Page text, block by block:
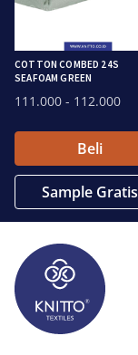
COTTON COMBED 24S
SEAFOAM GREEN
111.000 - 112.000
Beli
Sample Gratis